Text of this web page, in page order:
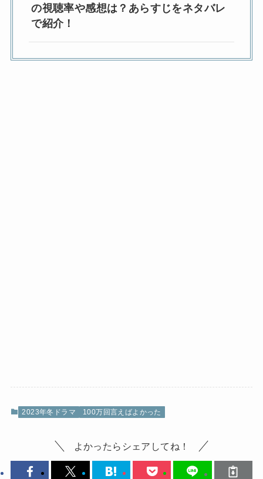
の視聴率や感想は？あらすじをネタバレ
で紹介！
2023年冬ドラマ 100万回言えばよかった
よかったらシェアしてね！